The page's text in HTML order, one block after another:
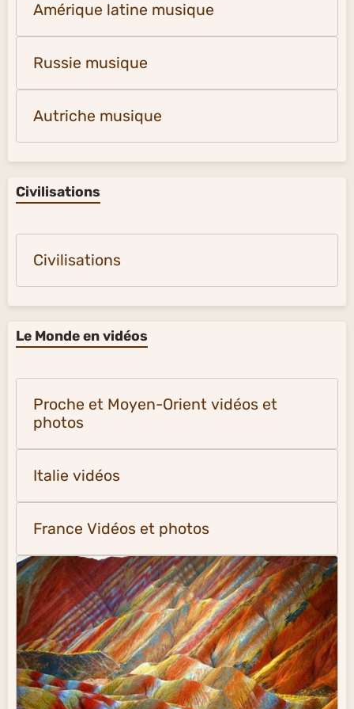
Amérique latine musique
Russie musique
Autriche musique
Civilisations
Civilisations
Le Monde en vidéos
Proche et Moyen-Orient vidéos et
photos
Italie vidéos
France Vidéos et photos